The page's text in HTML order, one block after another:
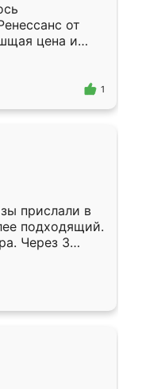
от
цена и
Приехавший
самый
1
прислали в
подходящий.
Через 3
Остались